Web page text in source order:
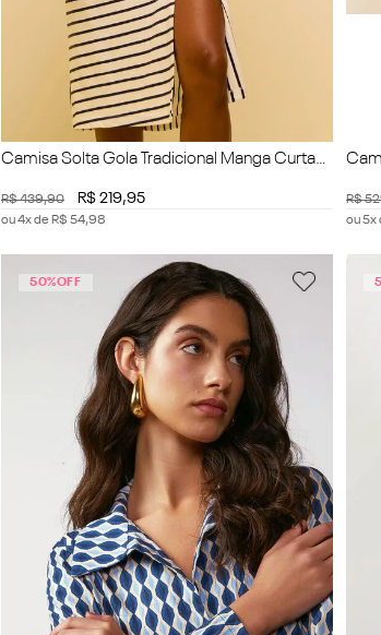
Camisa Solta Gola Tradicional Manga Curta
R$439,90 R$ 219,95
ou4x de R$ 54,98
R$
ou5x
50%OFF